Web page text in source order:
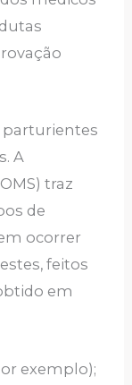
parturientes
A
traz
de
ocorrer
feitos
em
exemplo);